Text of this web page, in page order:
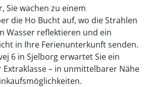
Sie wachen zu einem
die Ho Bucht auf, wo die Strahlen
Wasser reflektieren und ein
in Ihre Ferienunterkunft senden.
6 in Sjelborg erwartet Sie ein
Extraklasse – in unmittelbarer Nähe